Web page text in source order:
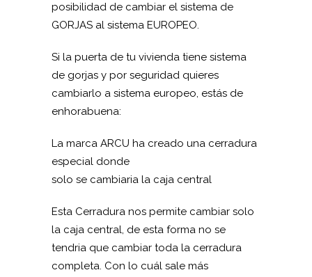
posibilidad de cambiar el sistema de
GORJAS al sistema EUROPEO.
Si la puerta de tu vivienda tiene sistema
de gorjas y por seguridad quieres
cambiarlo a sistema europeo, estás de
enhorabuena:
La marca ARCU ha creado una cerradura
especial donde
solo se cambiaria la caja central
Esta Cerradura nos permite cambiar solo
la caja central, de esta forma no se
tendria que cambiar toda la cerradura
completa. Con lo cuál sale más